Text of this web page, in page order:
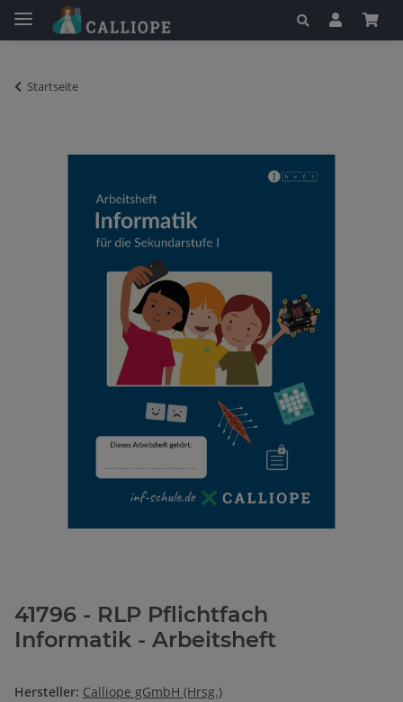
Startseite
41796 - RLP Pflichtfach
Informatik - Arbeitsheft
Hersteller: Calliope gGmbH (Hrsg.)